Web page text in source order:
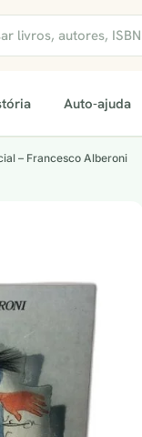
Auto-ajuda
– Francesco Alberoni